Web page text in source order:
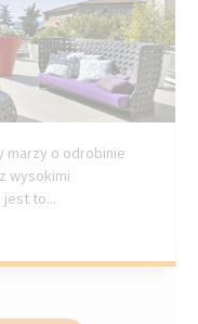
marzy o odrobinie
wysokimi
jest to...